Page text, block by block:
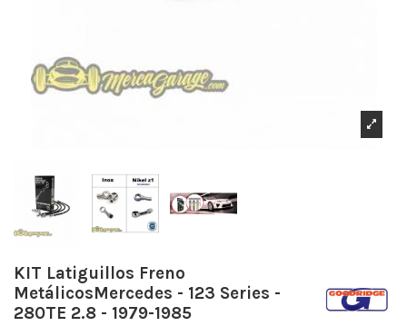
KIT Latiguillos Freno
MetálicosMercedes - 123 Series -
280TE 2.8 - 1979-1985